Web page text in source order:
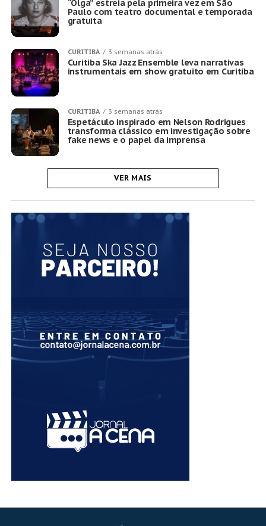
“Olga” estreia pela primeira vez em São
Paulo com teatro documental e temporada
gratuita
CURITIBA 3 semanas atrás
Curitiba Ska Jazz Ensemble leva narrativas
instrumentais em show gratuito em Curitiba
CURITIBA 3 semanas atrás
Espetáculo inspirado em Nelson Rodrigues
transforma clássico em investigação sobre
fake news e o papel da imprensa
VER MAIS